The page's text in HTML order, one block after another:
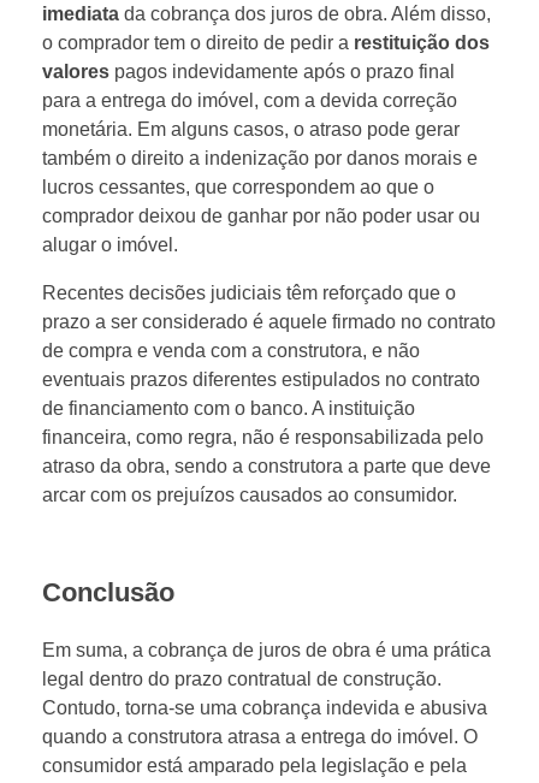
imediata da cobrança dos juros de obra. Além disso,
o comprador tem o direito de pedir a restituição dos
valores pagos indevidamente após o prazo final
para a entrega do imóvel, com a devida correção
monetária. Em alguns casos, o atraso pode gerar
também o direito a indenização por danos morais e
lucros cessantes, que correspondem ao que o
comprador deixou de ganhar por não poder usar ou
alugar o imóvel.
Recentes decisões judiciais têm reforçado que o
prazo a ser considerado é aquele firmado no contrato
de compra e venda com a construtora, e não
eventuais prazos diferentes estipulados no contrato
de financiamento com o banco. A instituição
financeira, como regra, não é responsabilizada pelo
atraso da obra, sendo a construtora a parte que deve
arcar com os prejuízos causados ao consumidor.
Conclusão
Em suma, a cobrança de juros de obra é uma prática
legal dentro do prazo contratual de construção.
Contudo, torna-se uma cobrança indevida e abusiva
quando a construtora atrasa a entrega do imóvel. O
consumidor está amparado pela legislação e pela